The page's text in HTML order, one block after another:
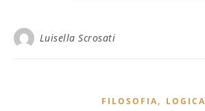
Luisella Scrosati
FILOSOFIA, LOGICA